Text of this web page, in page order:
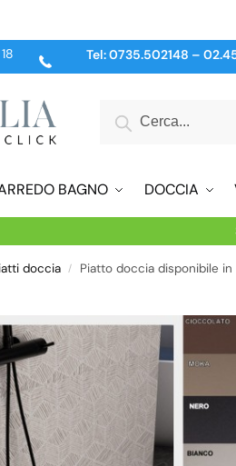
Tel:0735.502148 –
BAGNO DOCCIA
doccia / Piatto doccia disponibile